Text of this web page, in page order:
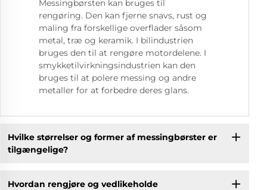
Messingbørsten kan bruges til
rengøring. Den kan fjerne snavs, rust og
maling fra forskellige overflader såsom
metal, træ og keramik. I bilindustrien
bruges den til at rengøre motordelene. I
smykketilvirkningsindustrien kan den
bruges til at polere messing og andre
metaller for at forbedre deres glans.
Hvilke størrelser og former af messingbørster er
tilgængelige?
Hvordan rengjøre og vedlikeholde